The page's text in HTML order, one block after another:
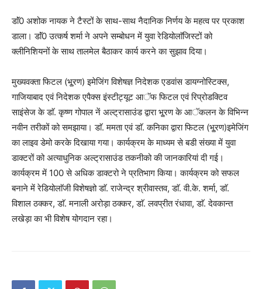
डाॅं0 अशोक नायक ने टैस्टों के साथ-साथ नैदानिक निर्णय के महत्व पर प्रकाश
डाला। डाॅं0 उत्कर्ष शर्मा ने अपने सम्बोधन में युवा रेडियोलाॅजिस्टों को
क्लीनिशियनों के साथ तालमेल बैठाकर कार्य करने का सुझाव दिया।
मुख्यवक्ता फिटल (भू्रण) इमेजिंग विशेषज्ञ निदेशक एडवांस डायग्नोस्टिक्स,
गाजियाबाद एवं निदेशक एपैक्स इंस्टीट्यूट आॅफ फिटल एवं रिप्रोडक्टिव
साइंसेज के डाॅ. कृष्ण गोपाल नें अल्ट्रासाउंड द्वारा भू्रण के आॅकलन के विभिन्न
नवीन तरीकों को समझाया। डाॅ. ममता एवं डाॅ. कनिका द्वारा फिटल (भू्रण)इमेजिंग
का लाइव डेमो करके दिखाया गया। कार्यक्रम के माध्यम से बडी संख्या में युवा
डाक्टरों को अत्याधुनिक अल्ट्रासाउंड तकनीको की जानकारियां दी गई।
कार्यक्रम में 100 से अधिक डाक्टरो ने प्रतिभाग किया। कार्यक्रम को सफल
बनाने में रेडियोलाॅजी विशेषज्ञो डाॅ. राजेन्द्र श्रीवास्तव, डाॅ. वी.के. शर्मा, डाॅ.
विशाल ठक्कर, डाॅ. मनाली अरोड़ा ठक्कर, डाॅ. लवप्रीत रंधावा, डाॅ. देवकान्त
लखेड़ा का भी विशेष योगदान रहा।